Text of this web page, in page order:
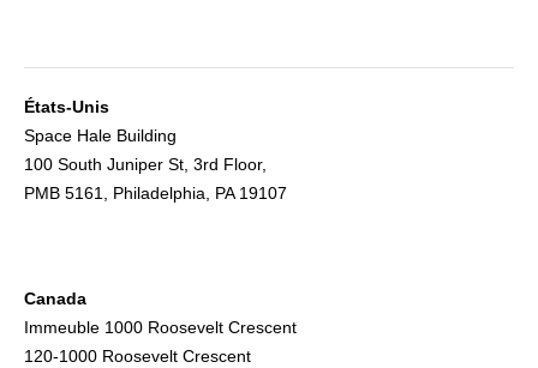
États-Unis
Space Hale Building
100 South Juniper St, 3rd Floor,
PMB 5161, Philadelphia, PA 19107
Canada
Immeuble 1000 Roosevelt Crescent
120-1000 Roosevelt Crescent